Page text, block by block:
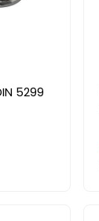
5299